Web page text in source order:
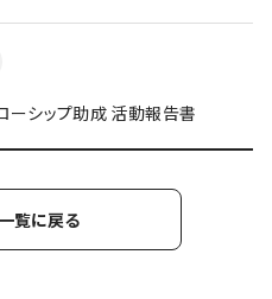
ーシップ助成 活動報告書
覧に戻る